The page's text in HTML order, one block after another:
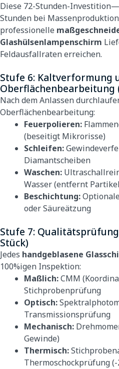
Diese 72-Stunden-
Stunden bei
professionelle
Glashülsenlampenschirm
Feldausfallraten erreichen.
Stufe 6: Kaltverformung
Oberflächenbearbeitung
Nach dem Anlassen
Oberflächenbearbeitung:
Feuerpolieren:
(beseitigt Mikrorisse)
Schleifen:
Diamantscheiben
Waschen:
Wasser (entfernt
Beschichtung:
oder Säureätzung
Stufe 7:
Stück)
Jedes handgeblasene
100%igen Inspektion:
Maßlich:CMM
Stichprobenprüfung
Optisch:
Transmissionsprüfung
Mechanisch:
Gewinde)
Thermisch:
Thermoschockprüfung (-